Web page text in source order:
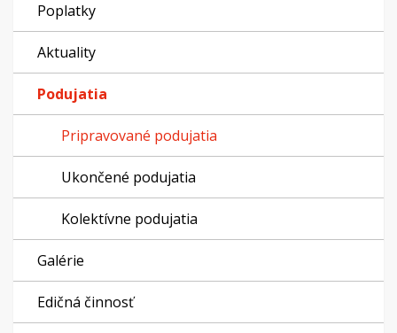
Poplatky
Aktuality
Podujatia
Pripravované podujatia
Ukončené podujatia
Kolektívne podujatia
Galérie
Edičná činnosť